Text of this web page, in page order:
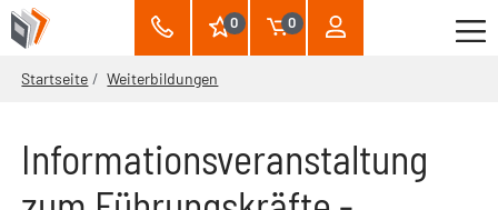
0 0
Startseite Weiterbildungen
Informationsveranstaltung